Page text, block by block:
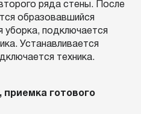
ряда стены. После
образовавшийся
уборка, подключается
Устанавливается
техника.
готового